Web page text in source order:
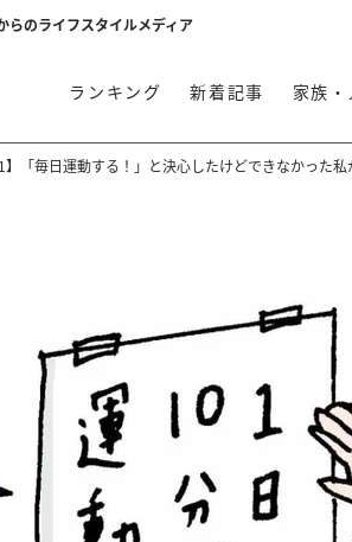
らのライフスタイルメディア
ランキング 新着記事 家族
】「毎日運動する！」と決心したけどできなかった